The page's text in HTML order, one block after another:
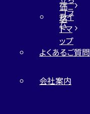
価
格
コラ
ム
サイ
トマ
ップ
よくあるご質問
会社案内